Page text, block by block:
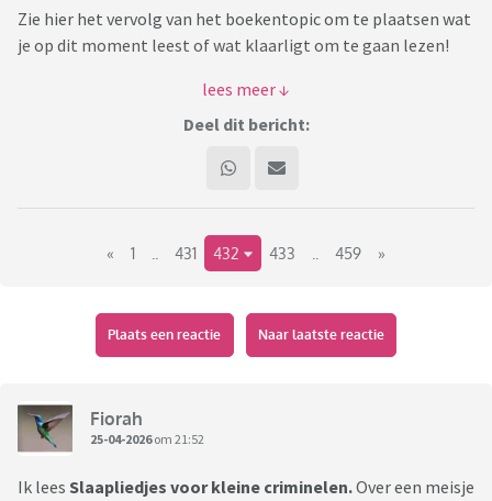
Zie hier het vervolg van het boekentopic om te plaatsen wat
je op dit moment leest of wat klaarligt om te gaan lezen!
Eventueel kun je erbij schrijven wat je er tot nu toe van vindt
of waarom je ervoor gekozen hebt dit boek te gaan lezen.
https://www.viafora.nl/forum/media-en-
Deel dit bericht:
« 1 431 432 433 459 »
Plaats een reactie Naar laatste reactie
Fiorah
25-04-2026om 21:52
Ik lees Slaapliedjes voor kleine criminelen.Over een meisje